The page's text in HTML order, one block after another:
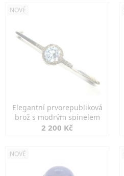
NOVÉ
Elegantní prvorepubliková
brož s modrým spinelem
2 200 Kč
NOVÉ